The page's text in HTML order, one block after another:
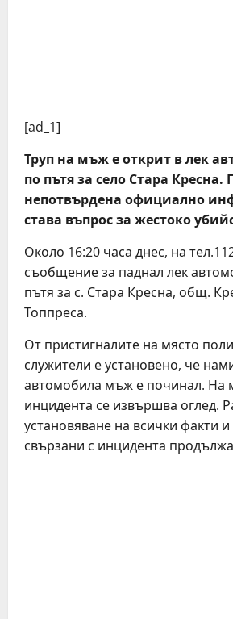
[ad_1]
Труп на мъж е открит в лек
по пътя за село Стара Кресна.
непотвърдена официално
става въпрос за жестоко
Около 16:20 часа днес, на
съобщение за паднал лек
пътя за с. Стара Кресна, общ.
Топпреса.
От пристигналите на място
служители е установено, че
автомобила мъж е починал. На
инцидента се извършва оглед.
установяване на всички факти и
свързани с инцидента